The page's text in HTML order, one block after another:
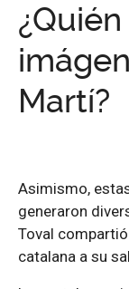
Martí?
Asimismo,
generaron
Toval
catalana a su